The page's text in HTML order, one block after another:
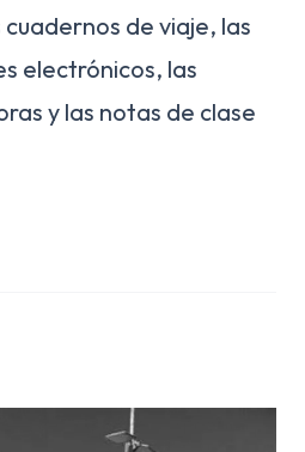
de viaje, las
electrónicos, las
y las notas de clase